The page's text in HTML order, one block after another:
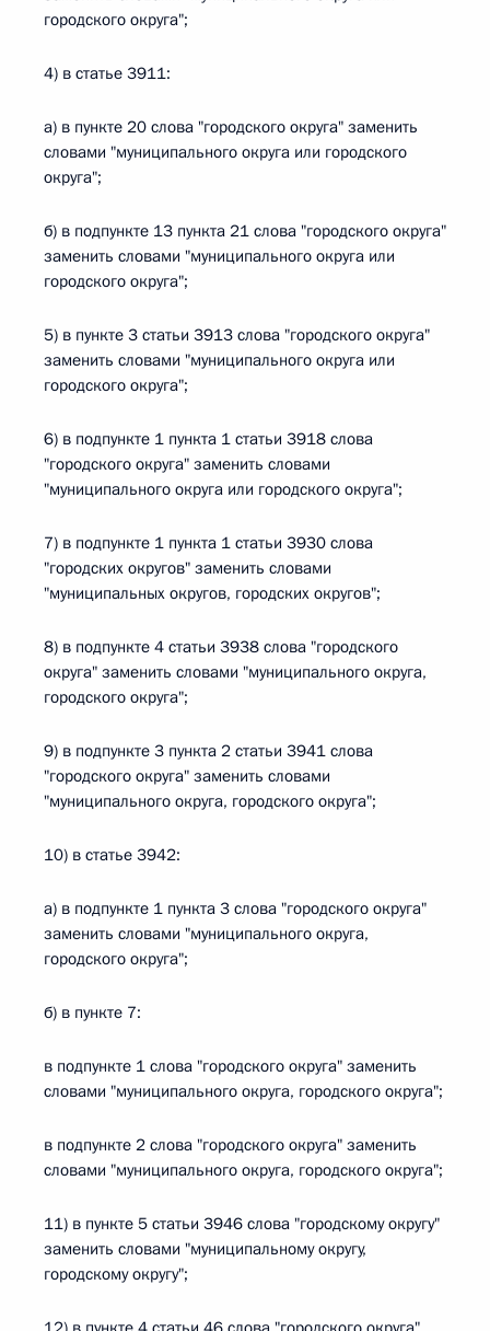
городского округа";
4) в статье 3911:
а) в пункте 20 слова "городского округа" заменить
словами "муниципального округа или городского
округа";
б) в подпункте 13 пункта 21 слова "городского округа"
заменить словами "муниципального округа или
городского округа";
5) в пункте 3 статьи 3913 слова "городского округа"
заменить словами "муниципального округа или
городского округа";
6) в подпункте 1 пункта 1 статьи 3918 слова
"городского округа" заменить словами
"муниципального округа или городского округа";
7) в подпункте 1 пункта 1 статьи 3930 слова
"городских округов" заменить словами
"муниципальных округов, городских округов";
8) в подпункте 4 статьи 3938 слова "городского
округа" заменить словами "муниципального округа,
городского округа";
9) в подпункте 3 пункта 2 статьи 3941 слова
"городского округа" заменить словами
"муниципального округа, городского округа";
10) в статье 3942:
а) в подпункте 1 пункта 3 слова "городского округа"
заменить словами "муниципального округа,
городского округа";
б) в пункте 7:
в подпункте 1 слова "городского округа" заменить
словами "муниципального округа, городского округа";
в подпункте 2 слова "городского округа" заменить
словами "муниципального округа, городского округа";
11) в пункте 5 статьи 3946 слова "городскому округу"
заменить словами "муниципальному округу,
городскому округу";